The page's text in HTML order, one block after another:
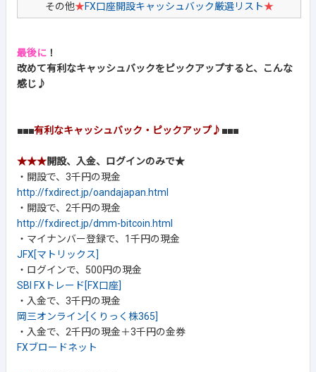
その他★FX口座開設キャッシュバック厳選リスト★
最後に ！
改めて有利なキャッシュバックをピックアップすると、こんな
感じ♪
■■■有利なキャッシュバック・ピックアップ♪ ■■■
★★★開設、入金、ログインのみで★
・開設で、3千円の現金
http://fxdirect.jp/oandajapan.html
・開設で、2千円の現金
http://fxdirect.jp/dmm-bitcoin.html
・マイナンバー登録で、1千円の現金
JFX[マトリックス]
・ログインで、500円の現金
SBI FXトレード[FX口座]
・入金で、3千円の現金
岡三オンライン[くりっく株365]
・入金で、2千円の現金＋3千円の金券
FXブロードネット